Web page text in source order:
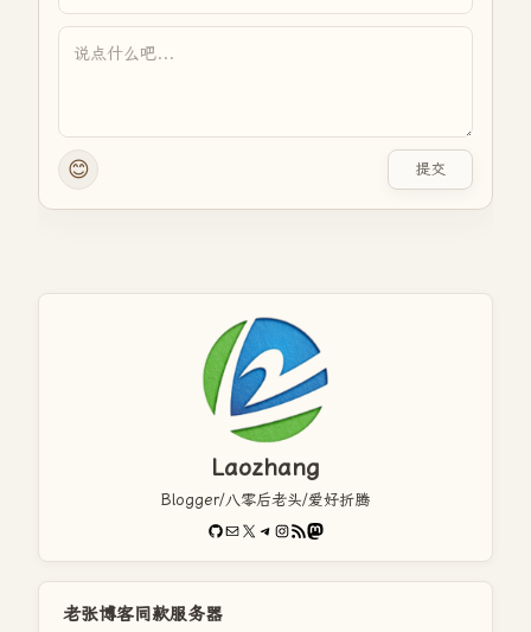
😊 提交
Laozhang
Blogger/八零后老头/爱好折腾
GitHub
电子邮件X Telegram
Instagram
RSS FeedMastodon
老张博客同款服务器